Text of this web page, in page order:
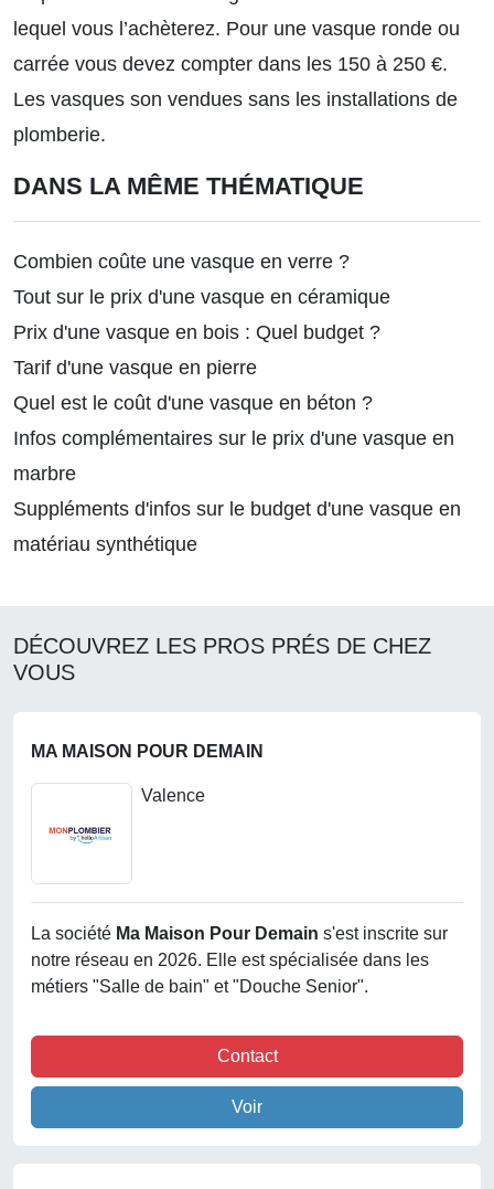
lequel vous l’achèterez. Pour une vasque ronde ou
carrée vous devez compter dans les 150 à 250 €.
Les vasques son vendues sans les installations de
plomberie.
DANS LA MÊME THÉMATIQUE
Combien coûte une vasque en verre ?
Tout sur le prix d'une vasque en céramique
Prix d'une vasque en bois : Quel budget ?
Tarif d'une vasque en pierre
Quel est le coût d'une vasque en béton ?
Infos complémentaires sur le prix d'une vasque en
marbre
Suppléments d'infos sur le budget d'une vasque en
matériau synthétique
DÉCOUVREZ LES PROS PRÉS DE CHEZ
VOUS
MA MAISON POUR DEMAIN
Valence
La société Ma Maison Pour Demain s'est inscrite sur
notre réseau en 2026. Elle est spécialisée dans les
métiers "Salle de bain" et "Douche Senior".
Contact
Voir